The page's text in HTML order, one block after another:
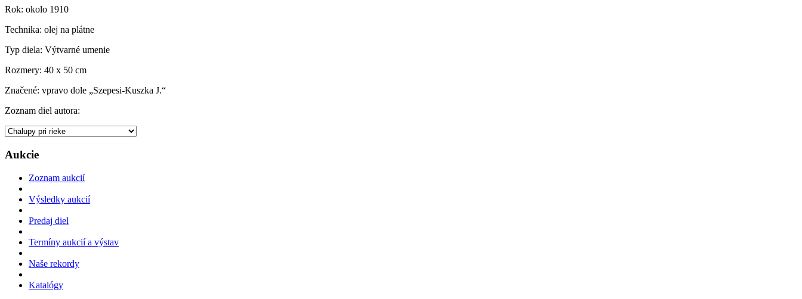
Rok: okolo 1910
Technika: olej na plátne
Typ diela: Výtvarné umenie
Rozmery: 40 x 50 cm
Značené: vpravo dole „Szepesi-Kuszka J.“
Zoznam diel autora:
Aukcie
Zoznam aukcií
Výsledky aukcií
Predaj diel
Termíny aukcií a výstav
Naše rekordy
Katalógy